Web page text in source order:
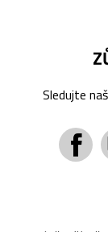
Sledujte